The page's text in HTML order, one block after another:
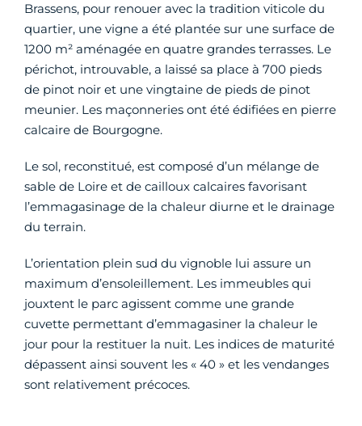
Brassens, pour renouer avec la tradition viticole du
quartier, une vigne a été plantée sur une surface de
1200 m² aménagée en quatre grandes terrasses. Le
périchot, introuvable, a laissé sa place à 700 pieds
de pinot noir et une vingtaine de pieds de pinot
meunier. Les maçonneries ont été édifiées en pierre
calcaire de Bourgogne.
Le sol, reconstitué, est composé d’un mélange de
sable de Loire et de cailloux calcaires favorisant
l’emmagasinage de la chaleur diurne et le drainage
du terrain.
L’orientation plein sud du vignoble lui assure un
maximum d’ensoleillement. Les immeubles qui
jouxtent le parc agissent comme une grande
cuvette permettant d’emmagasiner la chaleur le
jour pour la restituer la nuit. Les indices de maturité
dépassent ainsi souvent les « 40 » et les vendanges
sont relativement précoces.